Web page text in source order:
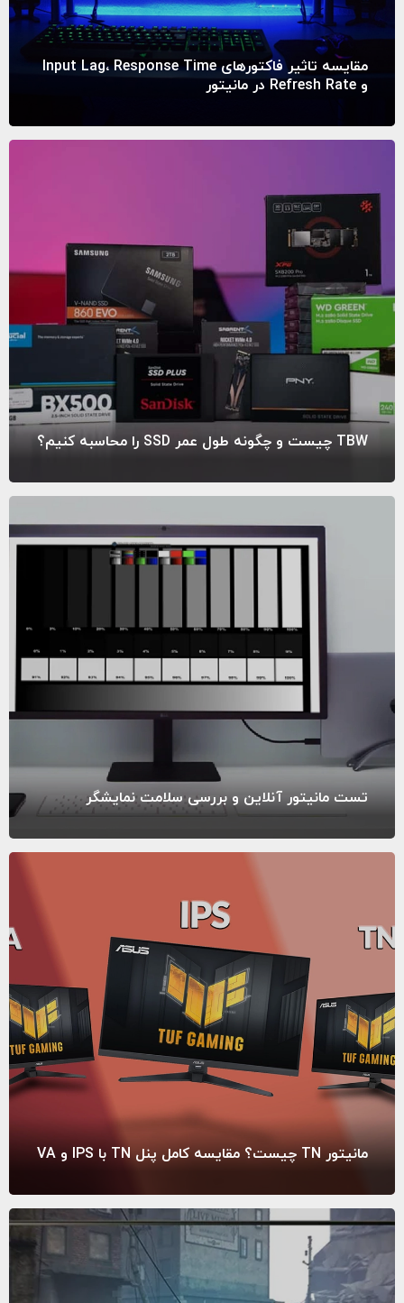
مقایسه تاثیر فاکتورهای Input Lag، Response Time
و Refresh Rate در مانیتور
TBW چیست و چگونه طول عمر SSD را محاسبه کنیم؟
تست مانیتور آنلاین و بررسی سلامت نمایشگر
مانیتور TN چیست؟ مقایسه کامل پنل TN با IPS و VA